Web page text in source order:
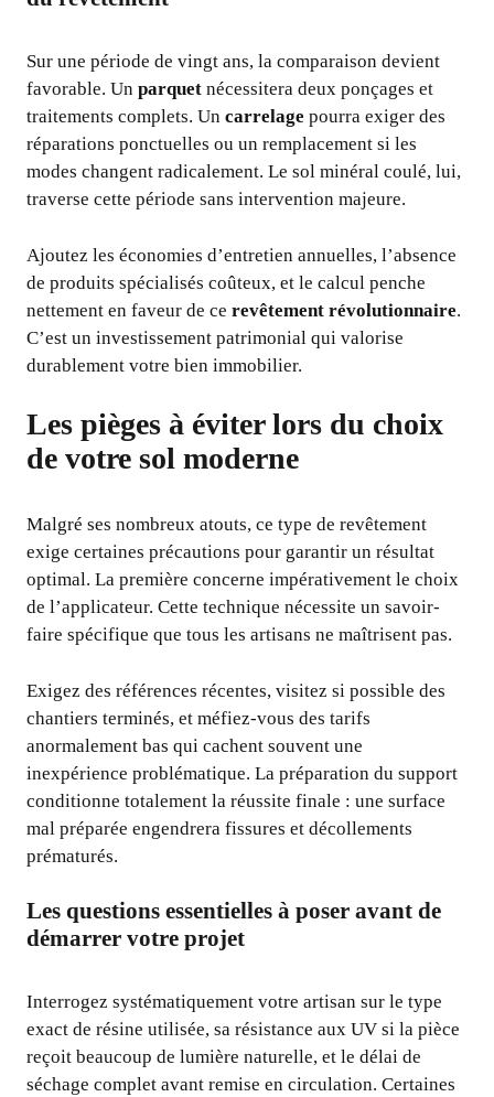
Sur une période de vingt ans, la comparaison devient
favorable. Un parquet nécessitera deux ponçages et
traitements complets. Un carrelage pourra exiger des
réparations ponctuelles ou un remplacement si les
modes changent radicalement. Le sol minéral coulé, lui,
traverse cette période sans intervention majeure.
Ajoutez les économies d’entretien annuelles, l’absence
de produits spécialisés coûteux, et le calcul penche
nettement en faveur de ce revêtement révolutionnaire.
C’est un investissement patrimonial qui valorise
durablement votre bien immobilier.
Les pièges à éviter lors du choix
de votre sol moderne
Malgré ses nombreux atouts, ce type de revêtement
exige certaines précautions pour garantir un résultat
optimal. La première concerne impérativement le choix
de l’applicateur. Cette technique nécessite un savoir-
faire spécifique que tous les artisans ne maîtrisent pas.
Exigez des références récentes, visitez si possible des
chantiers terminés, et méfiez-vous des tarifs
anormalement bas qui cachent souvent une
inexpérience problématique. La préparation du support
conditionne totalement la réussite finale : une surface
mal préparée engendrera fissures et décollements
prématurés.
Les questions essentielles à poser avant de
démarrer votre projet
Interrogez systématiquement votre artisan sur le type
exact de résine utilisée, sa résistance aux UV si la pièce
reçoit beaucoup de lumière naturelle, et le délai de
séchage complet avant remise en circulation. Certaines